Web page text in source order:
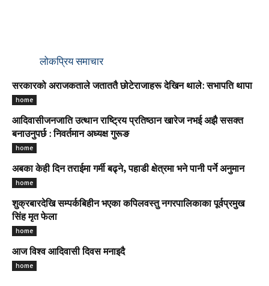
लोकप्रिय समाचार
सरकारको अराजकताले जताततै छोटेराजाहरू देखिन थाले: सभापति थापा
home
आदिवासीजनजाति उत्थान राष्ट्रिय प्रतिष्ठान खारेज नभई अझै ससक्त
बनाउनुपर्छ : निवर्तमान अध्यक्ष गुरूङ
home
अबका केही दिन तराईमा गर्मी बढ्ने, पहाडी क्षेत्रमा भने पानी पर्ने अनुमान
home
शुक्रबारदेखि सम्पर्कबिहीन भएका कपिलवस्तु नगरपालिकाका पूर्वप्रमुख
सिंह मृत फेला
home
आज विश्व आदिवासी दिवस मनाइदै
home